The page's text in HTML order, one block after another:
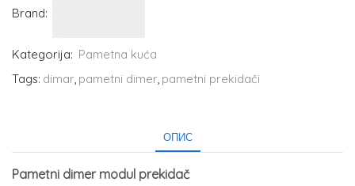
Brand:
Kategorija: Pametna kuća
Tags: dimar pametni dimer pametni prekidači
ОПИС
Pametni dimer modul prekidač